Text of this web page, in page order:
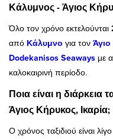
Κάλυμνος - Άγιος
Όλο τον χρόνο εκτελούνται
από Κάλυμνο για τον
Dodekanisos Seaways με
καλοκαιρινή περίοδο.
Ποια είναι η διάρκεια
Άγιος Κήρυκος, Ικαρία;
Ο χρόνος ταξιδιού είναι